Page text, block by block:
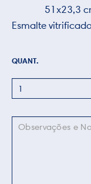
51x23,3 cm
Esmalte
QUANT.